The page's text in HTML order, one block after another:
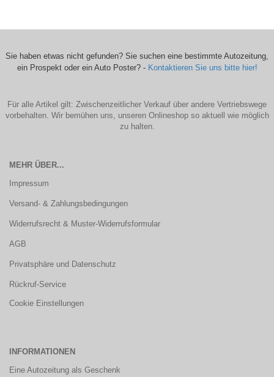
Sie haben etwas nicht gefunden? Sie suchen eine bestimmte Autozeitung,
ein Prospekt oder ein Auto Poster? - Kontaktieren Sie uns bitte hier!
Für alle Artikel gilt: Zwischenzeitlicher Verkauf über andere Vertriebswege
vorbehalten. Wir bemühen uns, unseren Onlineshop so aktuell wie möglich
zu halten.
MEHR ÜBER...
Impressum
Versand- & Zahlungsbedingungen
Widerrufsrecht & Muster-Widerrufsformular
AGB
Privatsphäre und Datenschutz
Rückruf-Service
Cookie Einstellungen
INFORMATIONEN
Eine Autozeitung als Geschenk